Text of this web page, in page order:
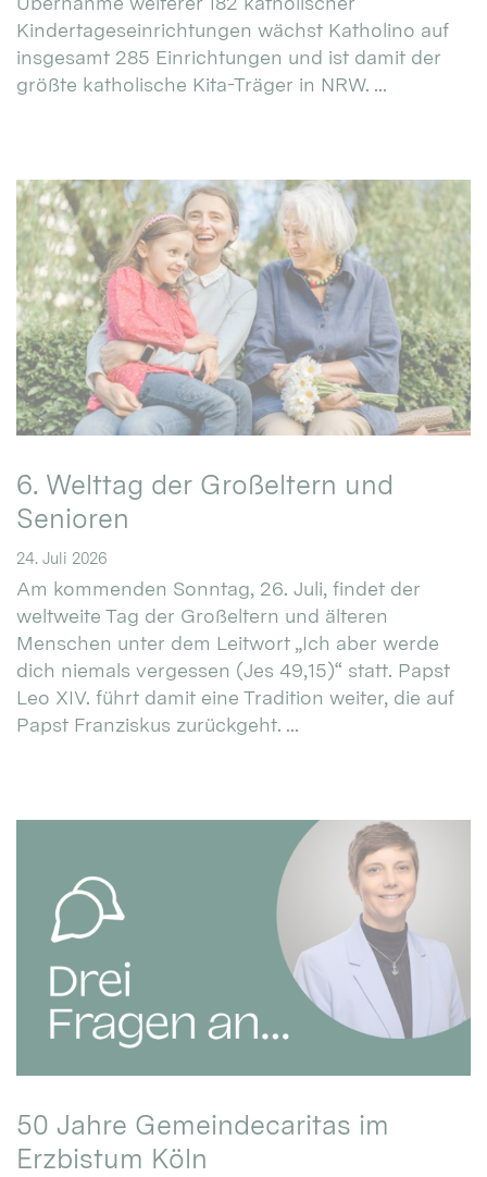
Kindertageseinrichtungen wächst Katholino auf
insgesamt 285 Einrichtungen und ist damit der
größte katholische Kita-Träger in NRW. ...
6. Welttag der Großeltern und
Senioren
24. Juli 2026
Am kommenden Sonntag, 26. Juli, findet der
weltweite Tag der Großeltern und älteren
Menschen unter dem Leitwort „Ich aber werde
dich niemals vergessen (Jes 49,15)“ statt. Papst
Leo XIV. führt damit eine Tradition weiter, die auf
Papst Franziskus zurückgeht. ...
50 Jahre Gemeindecaritas im
Erzbistum Köln